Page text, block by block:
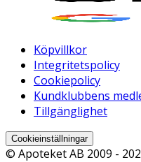
Köpvillkor
Integritetspolicy
Cookiepolicy
Kundklubbens
Tillgänglighet
Cookieinställningar
© Apoteket AB 2009 -